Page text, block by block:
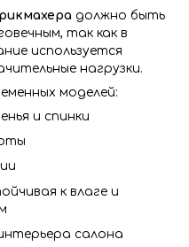
должно быть
так как в
используется
нагрузки.
моделей:
и спинки
к влаге и
салона